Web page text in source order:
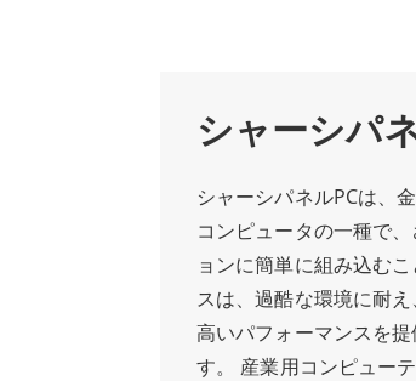
マウントパネルPCは既
とができ、産業用コン
コスト効率の高いソリ
に、パネルマウントパネ
シリアルポートを含む
他のデバイスやシステ
強力なコンピューティン
最も要求の厳しいアプ
シャーシパ
シャーシパネルPCは、
コンピュータの一種で
ョンに簡単に組み込む
スは、過酷な環境に耐
高いパフォーマンスを
す。 産業用コンピュー